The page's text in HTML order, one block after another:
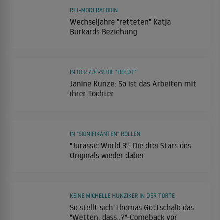
Wechseljahre "retteten" Katja
Burkards Beziehung
RTL-MODERATORIN
Janine Kunze: So ist das Arbeiten mit
ihrer Tochter
IN DER ZDF-SERIE "HELDT"
"Jurassic World 3": Die drei Stars des
Originals wieder dabei
IN "SIGNIFIKANTEN" ROLLEN
So stellt sich Thomas Gottschalk das
"Wetten, dass..?"-Comeback vor
KEINE MICHELLE HUNZIKER IN DER TORTE